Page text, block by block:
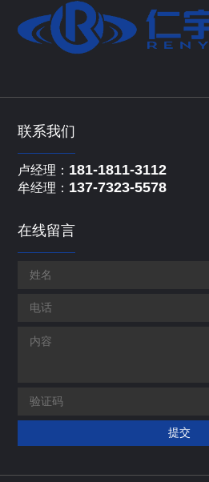
联系我们
卢经理： 181-1811-3112
牟经理： 137-7323-5578
在线留言